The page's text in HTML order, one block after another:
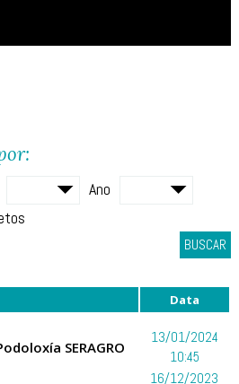
Ano
BUSCAR
Data
SERAGRO
13/01/2024
10:45
16/12/2023